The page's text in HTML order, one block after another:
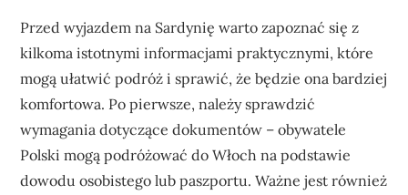
Przed wyjazdem na Sardynię warto zapoznać się z
kilkoma istotnymi informacjami praktycznymi, które
mogą ułatwić podróż i sprawić, że będzie ona bardziej
komfortowa. Po pierwsze, należy sprawdzić
wymagania dotyczące dokumentów – obywatele
Polski mogą podróżować do Włoch na podstawie
dowodu osobistego lub paszportu. Ważne jest również